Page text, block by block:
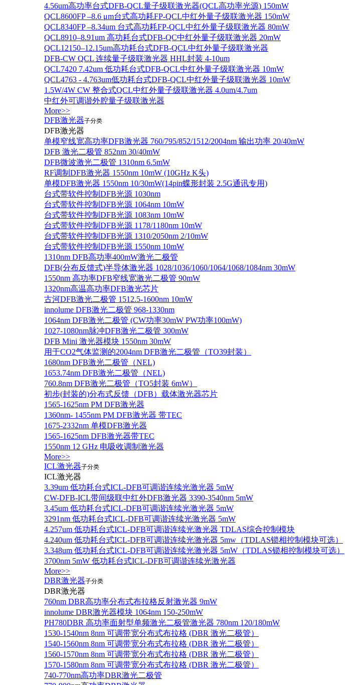
4.56um高功率台式DFB-QCL量子级联激光器(QCL高功率光源) 150mW
QCL8600FP –8.6 μm台式高功耗FP-QCL中红外量子级联激光器 150mW
QCL8340FP –8.34um 台式高功耗FP-QCL中红外量子级联激光器 80mW
QCL8910–8.91um 高功耗台式DFB-QC中红外量子级联激光器 20mW
QCL12150–12.15um高功耗台式DFB-QCL中红外量子级联激光器
DFB-CW QCL 连续量子级联激光器 HHL封装 4-10um
QCL7420 7.42um 低功耗台式DFB-QCL中红外量子级联激光器 10mW
QCL4763 - 4.763um低功耗台式DFB-QCL中红外量子级联激光器 10mW
1.5W/4W CW 整合式QCL中红外量子级联激光器 4.0um/4.7um
中红外可调谐外腔量子级联激光器
More>>
DFB激光器子分类
DFB激光器
单模窄线宽高功率DFB激光器 760/795/852/1512/2004nm 输出功率 20/40mW
DFB 激光二极管 852nm 30/40mW
DFB微波激光二极管 1310nm 6.5mW
RF调制DFB激光器 1550nm 10mW (10GHz K头)
单模DFB激光器 1550nm 10/30mW(14pin蝶形封装 2.5G通讯专用)
台式带软件控制DFB光源 1030nm
台式带软件控制DFB光源 1064nm 10mW
台式带软件控制DFB光源 1083nm 10mW
台式带软件控制DFB光源 1178/1180nm 10mW
台式带软件控制DFB光源 1310/2050nm 2/10mW
台式带软件控制DFB光源 1550nm 10mW
1310nm DFB高功率400mW激光二极管
DFB(分布反馈式)半导体激光器 1028/1036/1060/1064/1068/1084nm 30mW
1550nm 高功率DFB窄线宽激光二极管 90mW
1320nm高温高功率DFB激光芯片
古河DFB激光二极管 1512.5-1600nm 10mW
innolume DFB激光二极管 968-1330nm
1064nm DFB激光二极管 (CW功率30mW PW功率100mW)
1027-1080nm脉冲DFB激光二极管 300mW
DFB Mini 激光器模块 1550nm 30mW
用于CO2气体监测的2004nm DFB激光二极管（TO39封装）
1680nm DFB激光二极管（NEL)
1653.74nm DFB激光二极管（NEL)
760.8nm DFB激光二极管（TO5封装 6mW）
初步(封装的)分布式反馈（DFB）载体激光器芯片
1565-1625nm PM DFB激光器
1360nm- 1455nm PM DFB激光器 带TEC
1675-2332nm 单模DFB激光器
1565-1625nm DFB激光器带TEC
1550nm 12 GHz 电吸收调制激光器
More>>
ICL激光器子分类
ICL激光器
3.39um 低功耗台式ICL-DFB可调谐连续光激光器 5mW
CW-DFB-ICL带间级联中红外DFB激光器 3390-3540nm 5mW
3.45um 低功耗台式ICL-DFB可调谐连续光激光器 5mW
3291nm 低功耗台式ICL-DFB可调谐连续光激光器 5mW
4.257um 低功耗台式ICL-DFB可调谐连续光激光器 TDLAS综合控制模块
4.240um 低功耗台式ICL-DFB可调谐连续光激光器 5mw（TDLAS锁相控制模块可选）
3.348um 低功耗台式ICL-DFB可调谐连续光激光器 5mW（TDLAS锁相控制模块可选）
3700nm 5mW 低功耗台式ICL-DFB可调谐连续光激光器
More>>
DBR激光器子分类
DBR激光器
760nm DBR高功率分布式布拉格反射激光器 9mW
innolume DBR激光器模块 1064nm 150-250mW
PH780DBR 高功率面射型单频激光二极管激光器 780nm 120/180mW
1530-1540nm 8nm 可调带宽分布式布拉格 (DBR 激光二极管）
1540-1560nm 8nm 可调带宽分布式布拉格 (DBR 激光二极管）
1560-1570nm 8nm 可调带宽分布式布拉格 (DBR 激光二极管）
1570-1580nm 8nm 可调带宽分布式布拉格 (DBR 激光二极管）
740-770nm高功率DBR激光二极管